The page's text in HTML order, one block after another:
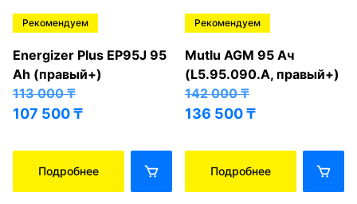
Рекомендуем
Energizer Plus EP95J 95
Ah (правый+)
113 000₸
107 500₸
Подробнее
Рекомендуем
Mutlu AGM 95 Ач
(L5.95.090.A, правый+)
142 000₸
136 500₸
Подробнее